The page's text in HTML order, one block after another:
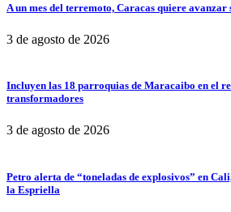
A un mes del terremoto, Caracas quiere
3 de agosto de 2026
Incluyen las 18 parroquias de Maracaibo en el
transformadores
3 de agosto de 2026
Petro alerta de “toneladas de explosivos” en
la Espriella